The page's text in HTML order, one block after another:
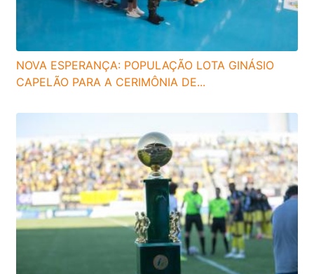
NOVA ESPERANÇA: POPULAÇÃO LOTA GINÁSIO
CAPELÃO PARA A CERIMÔNIA DE...